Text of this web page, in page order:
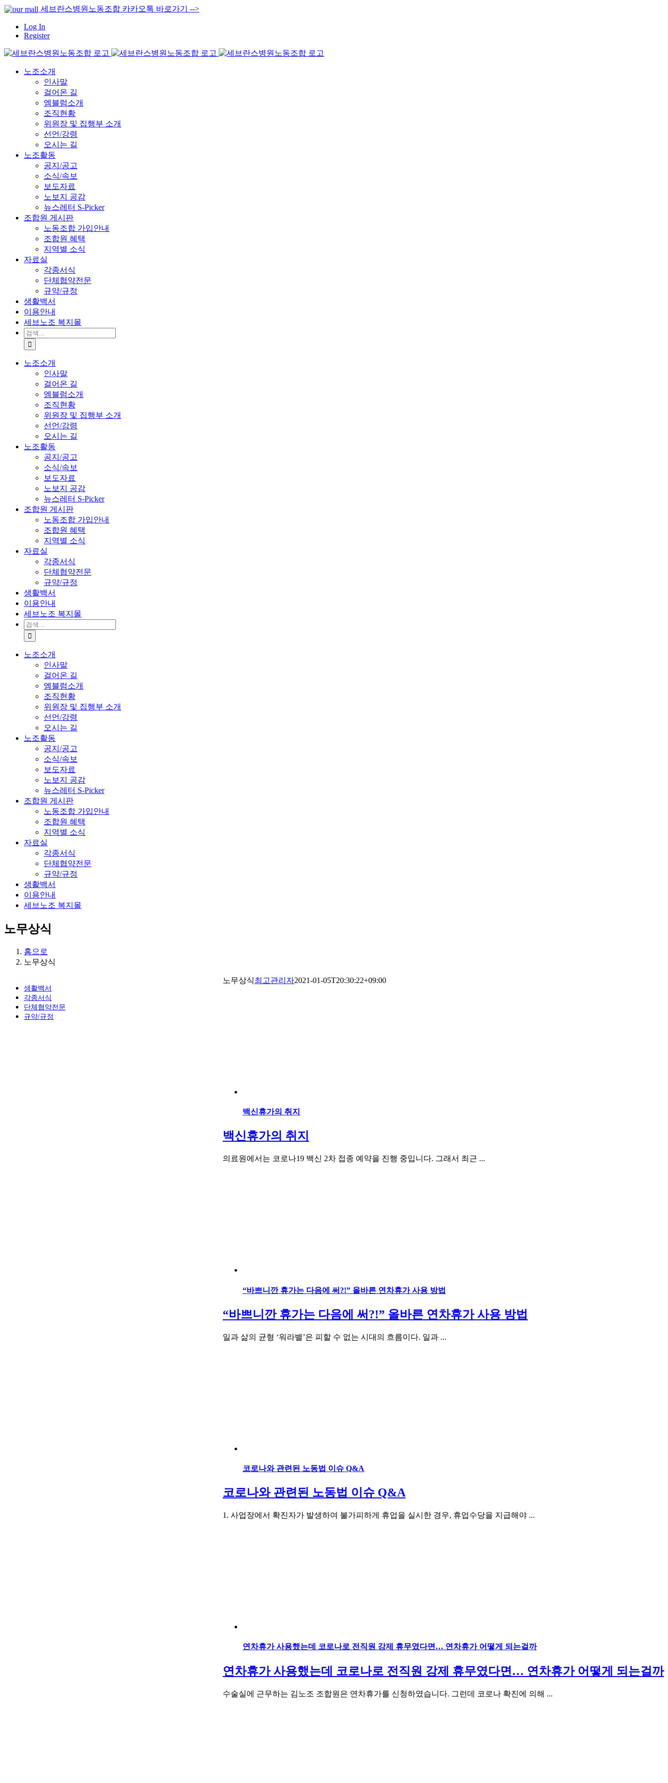
콘
건
세브란스병원노동조합 카카오톡 바로가기 -->
Log In
Register
노조소개
인사말
걸어온 길
엠블럼소개
조직현황
위원장 및 집행부 소개
선언/강령
오시는 길
노조활동
공지/공고
소식/속보
보도자료
노보지 공감
뉴스레터 S-Picker
조합원 게시판
노동조합 가입안내
조합원 혜택
지역별 소식
자료실
각종서식
단체협약전문
규약/규정
생활백서
이용안내
세브노조 복지몰
검
색:
노조소개
인사말
걸어온 길
엠블럼소개
조직현황
위원장 및 집행부 소개
선언/강령
오시는 길
노조활동
공지/공고
소식/속보
보도자료
노보지 공감
뉴스레터 S-Picker
조합원 게시판
노동조합 가입안내
조합원 혜택
지역별 소식
자료실
각종서식
단체협약전문
규약/규정
생활백서
이용안내
세브노조 복지몰
검
색:
노조소개
인사말
걸어온 길
엠블럼소개
조직현황
위원장 및 집행부 소개
선언/강령
오시는 길
노조활동
공지/공고
소식/속보
보도자료
노보지 공감
뉴스레터 S-Picker
조합원 게시판
노동조합 가입안내
조합원 혜택
지역별 소식
자료실
각종서식
단체협약전문
규약/규정
생활백서
이용안내
세브노조 복지몰
노무상식
홈으로
노무상식
노무상식최고관리자2021-01-05T20:30:22+09:00
백신휴가의 취지
백신휴가의 취지
의료원에서는 코로나19 백신 2차 접종 예약을 진행 중입니다. 그래서 최근 ...
“바쁘니깐 휴가는 다음에 써?!” 올바른 연차휴가 사용 방법
“바쁘니깐 휴가는 다음에 써?!” 올바른 연차휴가 사용 방법
일과 삶의 균형 ‘워라밸’은 피할 수 없는 시대의 흐름이다. 일과 ...
코로나와 관련된 노동법 이슈 Q&A
코로나와 관련된 노동법 이슈 Q&A
1. 사업장에서 확진자가 발생하여 불가피하게 휴업을 실시한 경우, 휴업수당을 지급해야 ...
연차휴가 사용했는데 코로나로 전직원 강제 휴무였다면… 연차휴가 어떻게 되는걸까
연차휴가 사용했는데 코로나로 전직원 강제 휴무였다면… 연차휴가 어떻게 되는걸까
수술실에 근무하는 김노조 조합원은 연차휴가를 신청하였습니다. 그런데 코로나 확진에 의해 ...
생활백서
각종서식
단체협약전문
규약/규정